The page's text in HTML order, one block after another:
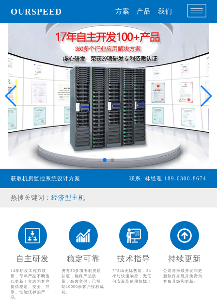
OURSPEED 方案 产品 我们
获取机房监控系统设计方案 联系: 林经理 189-0300-8674
热搜关键词：经济型主机
温湿度传感器
配电监控设备
气体监控设备
其他配件产品
自主研发
14年研发工程师领
衔，每年产品不断迭
代更新！立志为客户
提供稳定、安全、可
靠、性能优异的产
品。
稳定可靠
拥有30多项专利资质
认证，确保产品质
量，高效交付，已帮
助10000余客户投标成
功。
技术指导
7*24h无忧售后，24
小时快速响应，无任
何安装及使用烦忧！
持续更新
公司将持续开发和更
新软件系统并免费为
客服升级和更新。